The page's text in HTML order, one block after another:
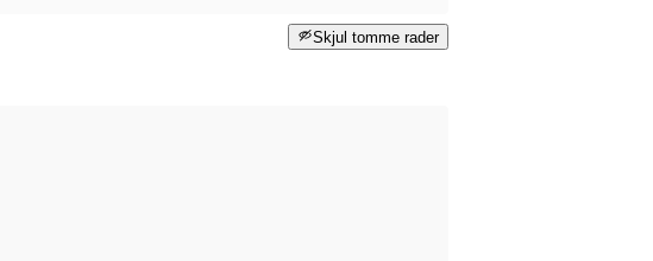
Skjul tomme rader